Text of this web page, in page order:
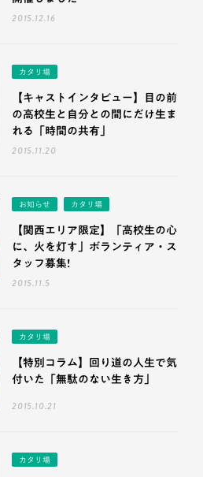
2015.12.16
カタリ場
2015.11.20
【キャストインタビュー】目の前
の高校生と自分との間にだけ生ま
れる「時間の共有」
お知らせ カタリ場
2015.11.5
【関西エリア限定】「高校生の心
に、火を灯す」ボランティア・ス
タッフ募集!
カタリ場
2015.10.21
【特別コラム】回り道の人生で気
付いた「無駄のない生き方」
カタリ場